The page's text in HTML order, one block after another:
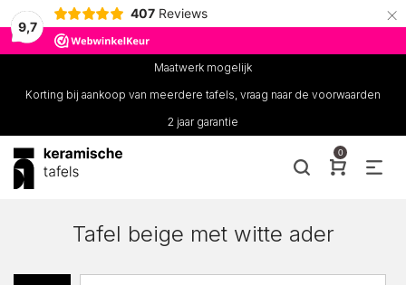
9,7
407 Reviews ×
Maatwerk mogelijk
Korting bij aankoop van meerdere tafels, vraag naar de voorwaarden
2 jaar garantie
0
Tafel beige met witte ader